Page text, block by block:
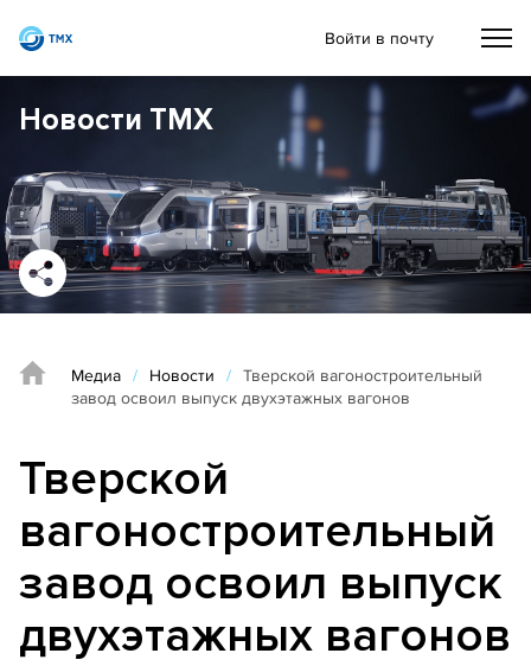
Войти в почту
Новости ТМХ
Медиа / Новости / Тверской вагоностроительный
завод освоил выпуск двухэтажных вагонов
Тверской
вагоностроительный
завод освоил выпуск
двухэтажных вагонов